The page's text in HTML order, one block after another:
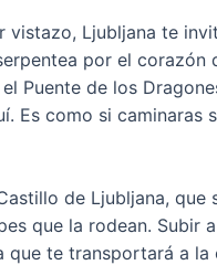
vistazo, Ljubljana te
por el
Puente de los
Es como si
de Ljubljana,
que la rodean. Subir
que te transportará a